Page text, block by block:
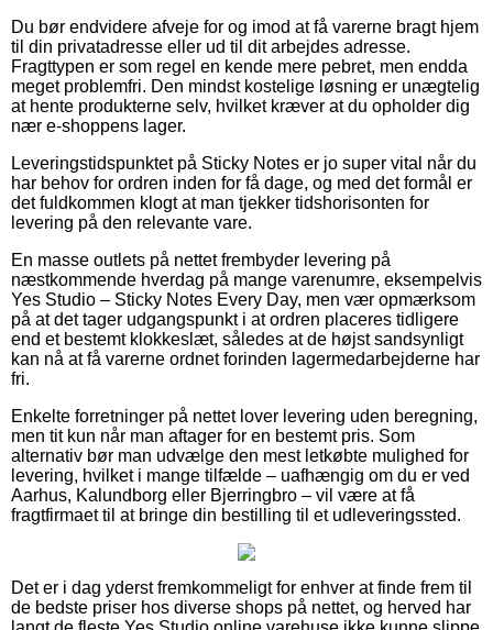
Du bør endvidere afveje for og imod at få varerne bragt hjem
til din privatadresse eller ud til dit arbejdes adresse.
Fragttypen er som regel en kende mere pebret, men endda
meget problemfri. Den mindst kostelige løsning er unægtelig
at hente produkterne selv, hvilket kræver at du opholder dig
nær e-shoppens lager.
Leveringstidspunktet på Sticky Notes er jo super vital når du
har behov for ordren inden for få dage, og med det formål er
det fuldkommen klogt at man tjekker tidshorisonten for
levering på den relevante vare.
En masse outlets på nettet frembyder levering på
næstkommende hverdag på mange varenumre, eksempelvis
Yes Studio – Sticky Notes Every Day, men vær opmærksom
på at det tager udgangspunkt i at ordren placeres tidligere
end et bestemt klokkeslæt, således at de højst sandsynligt
kan nå at få varerne ordnet forinden lagermedarbejderne har
fri.
Enkelte forretninger på nettet lover levering uden beregning,
men tit kun når man aftager for en bestemt pris. Som
alternativ bør man udvælge den mest letkøbte mulighed for
levering, hvilket i mange tilfælde – uafhængig om du er ved
Aarhus, Kalundborg eller Bjerringbro – vil være at få
fragtfirmaet til at bringe din bestilling til et udleveringssted.
Det er i dag yderst fremkommeligt for enhver at finde frem til
de bedste priser hos diverse shops på nettet, og herved har